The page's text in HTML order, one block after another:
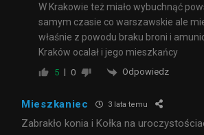
W Krakowie też miało wybuchnąć
samym czasie co warszawskie ale
właśnie z powodu braku broni i
Kraków ocalał i jego mieszkańcy
5 0 Odpowiedz
Mieszkaniec 3 lata temu
Zabrakło konia i Kołka na